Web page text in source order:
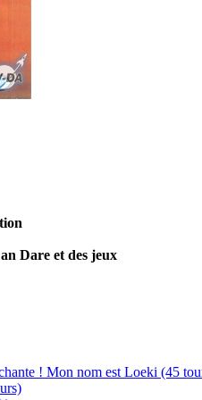
Dare et des jeux
! Mon nom est Loeki (45